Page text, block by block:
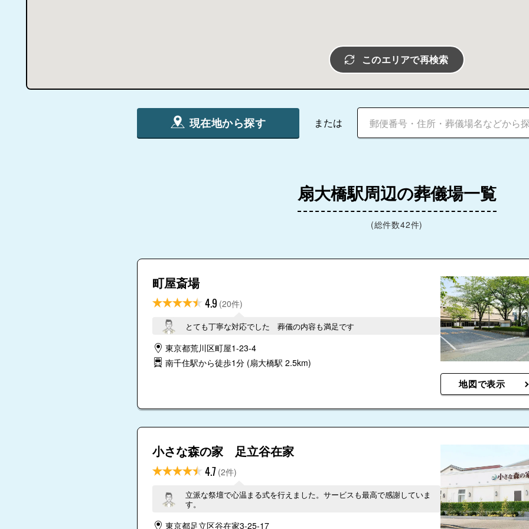
このエリアで再検索
現在地から探す または
扇大橋駅周辺の葬儀場一覧
(総件数42件)
町屋斎場
4.9 (20件)
とても丁寧な対応でした 葬儀の内容も満足です
東京都荒川区町屋1-23-4
南千住駅から徒歩1分 (扇大橋駅 2.5km)
地図で表示
小さな森の家 足立谷在家
4.7 (2件)
立派な祭壇で心温まる式を行えました。サービスも最高で感謝していま
す。
東京都足立区谷在家3-25-17